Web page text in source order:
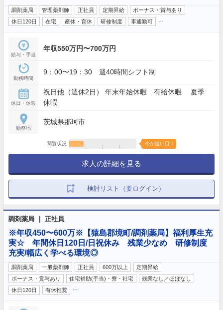
調剤薬局 管理薬剤師 正社員 定期昇給
ボーナス・賞与あり
休日120日
在宅 産休・育休 研修制度 車通勤可
給与・手当
年収550万円〜700万円
勤務時間
9：00〜19：30 週40時間シフト制
休日・休暇
祝日他（週休2日） 年末年始休暇 有給休暇 夏季
休暇
勤務地
茨城県那珂市
閲覧状況 今が狙い目！
求人の詳細を見る
検討リスト（要ログイン）
調剤薬局 ｜ 正社員
※年収450〜600万※【猿島郡境町/調剤薬局】福利厚生充
実☆ 年間休日120日/日祝休み 残業少なめ 研修制度
充実/幅広く学べる環境◎
調剤薬局 一般薬剤師 正社員 600万以上
定期昇給
ボーナス・賞与あり
住宅補助(手当)・寮・社宅
残業なし／ほぼなし
休日120日
有休推奨